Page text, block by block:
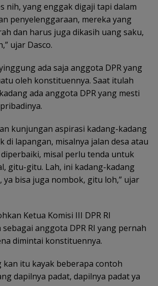
nih, yang enggak digaji tapi dalam
penyelenggaraan, mereka yang
dan harus juga dikasih uang saku,
ujar Dasco.
ada saja anggota DPR yang
oleh konstituennya. Saat itulah
ada anggota DPR yang mesti
kunjungan aspirasi kadang-kadang
di lapangan, misalnya jalan desa atau
misal perlu tenda untuk
gitu-gitu. Lah, ini kadang-kadang
ya bisa juga nombok, gitu loh,” ujar
Ketua Komisi III DPR RI
anggota DPR RI yang pernah
dimintai konstituennya.
kan itu kayak beberapa contoh
dapilnya padat, dapilnya padat ya